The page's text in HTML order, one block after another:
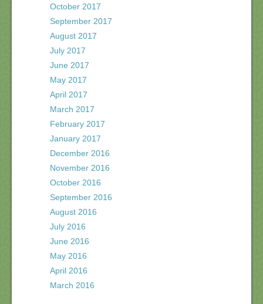
October 2017
September 2017
August 2017
July 2017
June 2017
May 2017
April 2017
March 2017
February 2017
January 2017
December 2016
November 2016
October 2016
September 2016
August 2016
July 2016
June 2016
May 2016
April 2016
March 2016